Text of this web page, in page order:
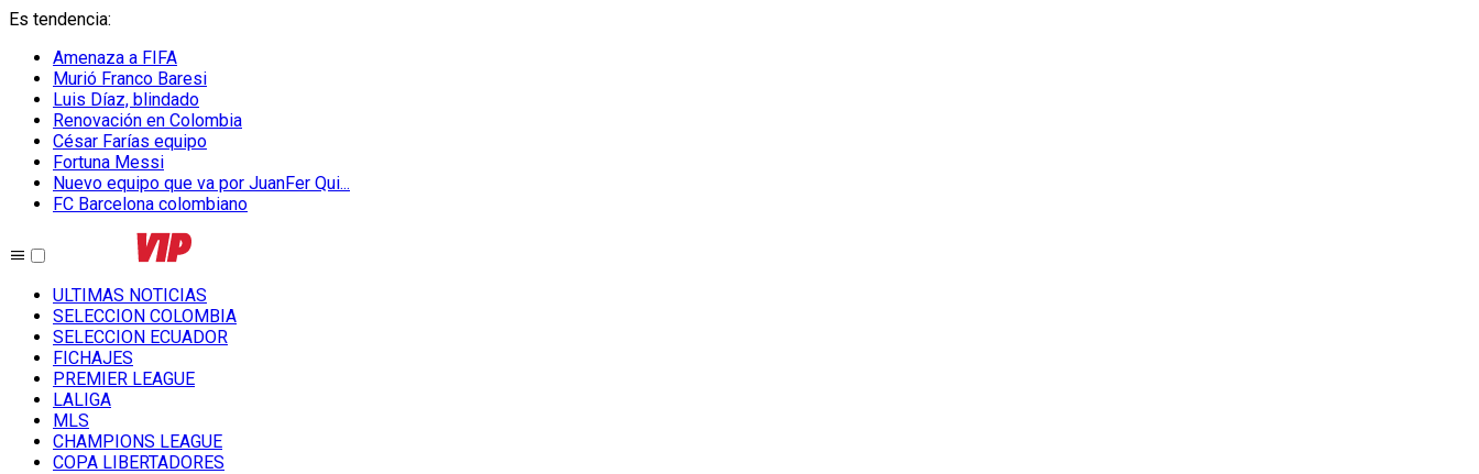
Es tendencia:
Amenaza a FIFA
Murió Franco Baresi
Luis Díaz, blindado
Renovación en Colombia
César Farías equipo
Fortuna Messi
Nuevo equipo que va por JuanFer Qui...
FC Barcelona colombiano
ULTIMAS NOTICIAS
SELECCION COLOMBIA
SELECCION ECUADOR
FICHAJES
PREMIER LEAGUE
LALIGA
MLS
CHAMPIONS LEAGUE
COPA LIBERTADORES